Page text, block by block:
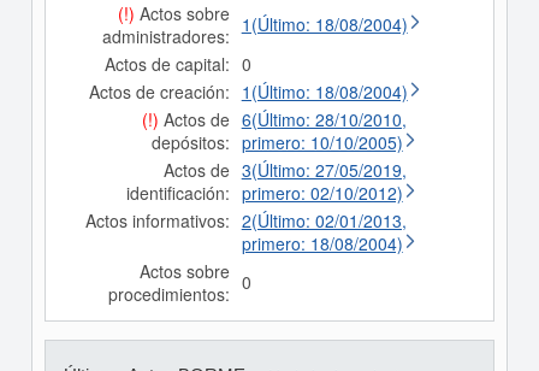
(!) Actos sobre
administradores: 1(Último: 18/08/2004)
Actos de capital: 0
Actos de creación: 1(Último: 18/08/2004)
(!) Actos de
depósitos:
6(Último: 28/10/2010,
primero: 10/10/2005)
Actos de
identificación:
3(Último: 27/05/2019,
primero: 02/10/2012)
Actos informativos: 2(Último: 02/01/2013,
primero: 18/08/2004)
Actos sobre
procedimientos: 0